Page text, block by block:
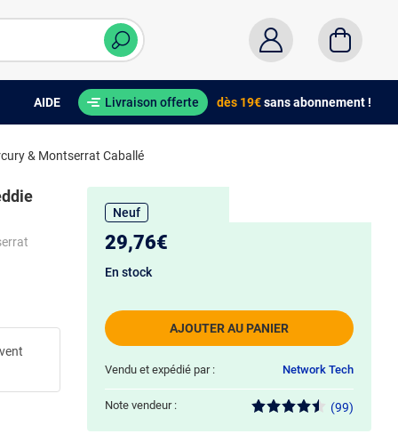
AIDE Livraison offerte dès 19€sans abonnement !
& Montserrat Caballé
Neuf
29,76€
AJOUTER AU PANIER
En stock
Vendu et expédié par : Network Tech
Note vendeur : (99)